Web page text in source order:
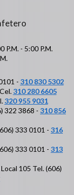
P.M. - 5:00 P.M.
- 310 830 5302
310 280 6605
320 955 9031
322 3868 - 310 856
333 0101 - 316
333 0101 - 313
105 Tel. (606)